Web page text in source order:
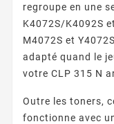
regroupe en une
K4072S/K4092S
M4072S et
adapté quand le
votre CLP 315 N
Outre les toners,
fonctionne avec